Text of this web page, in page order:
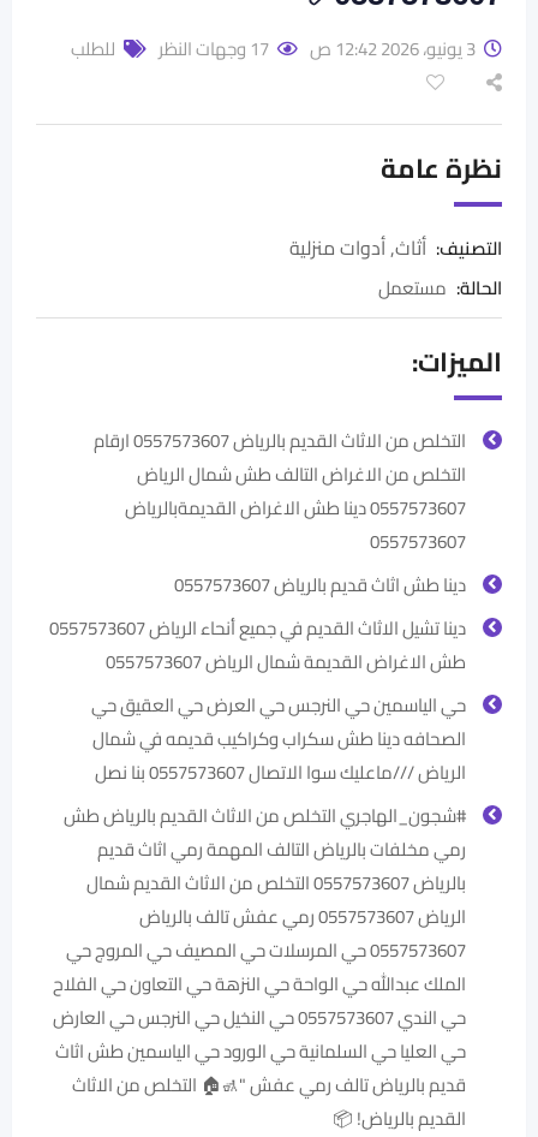
3 يونيو، 2026 12:42 ص 17 وجهات النظر للطلب
نظرة عامة
التصنيف: أثاث,أدوات منزلية
الحالة: مستعمل
الميزات:
التخلص من الاثاث القديم بالرياض 0557573607 ارقام
التخلص من الاغراض التالف طش شمال الرياض
0557573607 ‏دينا طش الاغراض القديمةبالرياض
0557573607
دينا طش اثاث قديم بالرياض 0557573607
دينا تشيل الاثاث القديم في جميع أنحاء الرياض 0557573607
طش الاغراض القديمة شمال الرياض 0557573607
حي الياسمين حي النرجس حي العرض حي العقيق حي
الصحافه دينا طش سكراب وكراكيب قديمه في شمال
الرياض ///ماعليك سوا الاتصال 0557573607 بنا نصل
#شجون_الهاجري التخلص من الاثاث القديم بالرياض طش
رمي مخلفات بالرياض التالف المهمة رمي اثاث قديم
بالرياض 0557573607 التخلص من الاثاث القديم شمال
الرياض 0557573607 رمي عفش تالف بالرياض
0557573607 حي المرسلات حي المصيف حي المروج حي
الملك عبدالله حي الواحة حي النزهة حي التعاون حي الفلاح
حي الندي 0557573607 حي النخيل حي النرجس حي العارض
حي العليا حي السلمانية حي الورود حي الياسمين طش اثاث
قديم بالرياض تالف رمي عفش ‏"🚮🏠 التخلص من الاثاث
القديم بالرياض! 📦